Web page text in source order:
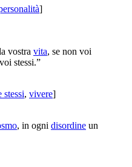
]
vostra vita, se non voi
stessi.”
stessi, vivere]
, in ogni disordine un